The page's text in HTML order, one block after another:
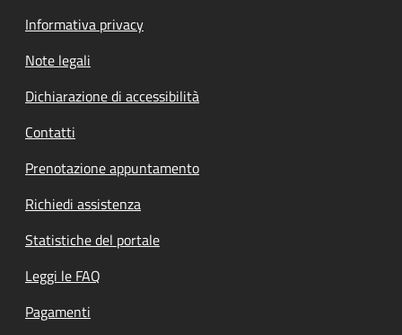
Informativa privacy
Note legali
Dichiarazione di accessibilità
Contatti
Prenotazione appuntamento
Richiedi assistenza
Statistiche del portale
Leggi le FAQ
Pagamenti